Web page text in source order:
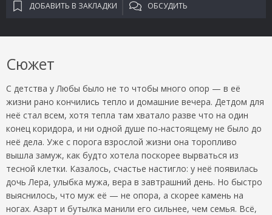
ДОБАВИТЬ В ЗАКЛАДКИ ОБСУДИТЬ
Сюжет
С детства у Любы было не то чтобы много опор — в её
жизни рано кончились тепло и домашние вечера. Детдом для
неё стал всем, хотя тепла там хватало разве что на один
конец коридора, и ни одной душе по-настоящему не было до
неё дела. Уже с порога взрослой жизни она торопливо
вышла замуж, как будто хотела поскорее вырваться из
тесной клетки. Казалось, счастье настигло: у неё появилась
дочь Лера, улыбка мужа, вера в завтрашний день. Но быстро
выяснилось, что муж её — не опора, а скорее камень на
ногах. Азарт и бутылка манили его сильнее, чем семья. Всё,